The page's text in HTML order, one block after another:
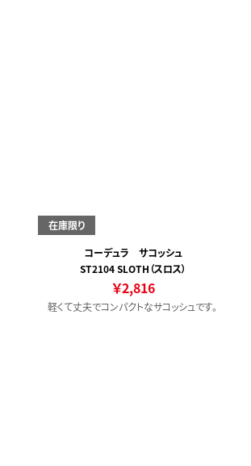
在庫限り
コーデュラ サコッシュ
ST2104 SLOTH（スロス）
￥2,816
軽くて丈夫でコンパクトなサコッシュです。